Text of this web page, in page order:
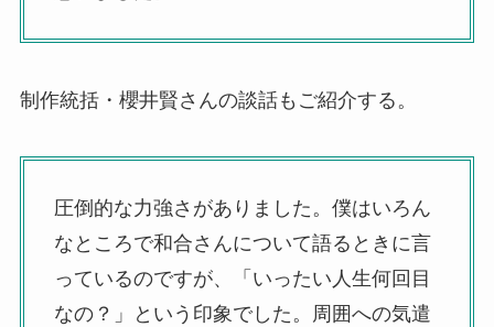
制作統括・櫻井賢さんの談話もご紹介する。
圧倒的な力強さがありました。僕はいろん
なところで和合さんについて語るときに言
っているのですが、「いったい人生何回目
なの？」という印象でした。周囲への気遣